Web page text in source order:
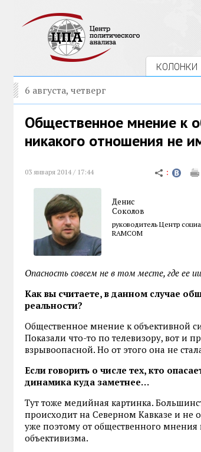
КОЛОНКИ
6 августа, четверг
Общественное мнение к
никакого отношения не
03 января 2014 / 17:44
Денис
Соколов
руководитель Центр
RAMCOM
Опасность совсем не в том месте, где ее
Как вы считаете, в данном случае
реальности?
Общественное мнение к объективной
Показали что-то по телевизору, вот и
взрывоопасной. Но от этого она не
Если говорить о числе тех, кто
динамика куда заметнее…
Тут тоже медийная картинка.
происходит на Северном Кавказе и не
уже поэтому от общественного мнения
объективизма.